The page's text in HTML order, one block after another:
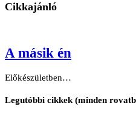
Cikkajánló
A másik én
Előkészületben…
Legutóbbi cikkek (minden